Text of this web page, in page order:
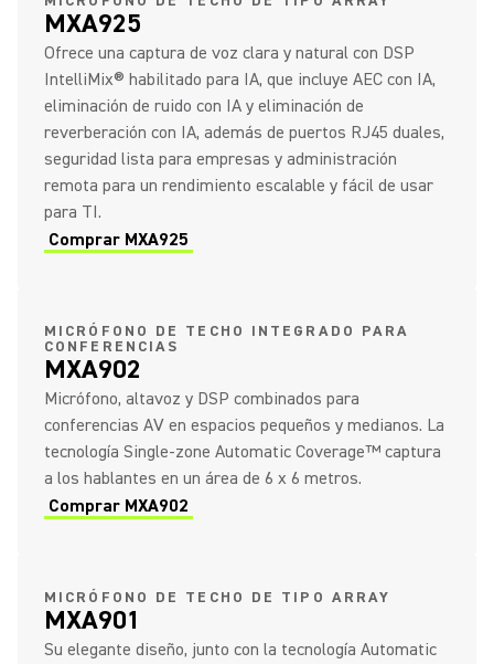
MXA925
Ofrece una captura de voz clara y natural con DSP
IntelliMix® habilitado para IA, que incluye AEC con IA,
eliminación de ruido con IA y eliminación de
reverberación con IA, además de puertos RJ45 duales,
seguridad lista para empresas y administración
remota para un rendimiento escalable y fácil de usar
para TI.
Comprar MXA925
MICRÓFONO DE TECHO INTEGRADO PARA
CONFERENCIAS
MXA902
Micrófono, altavoz y DSP combinados para
conferencias AV en espacios pequeños y medianos. La
tecnología Single-zone Automatic Coverage™ captura
a los hablantes en un área de 6 x 6 metros.
Comprar MXA902
MICRÓFONO DE TECHO DE TIPO ARRAY
MXA901
Su elegante diseño, junto con la tecnología Automatic